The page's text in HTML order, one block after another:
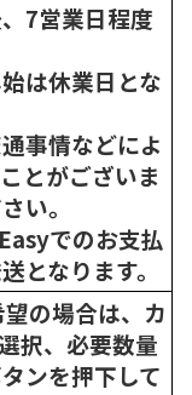
7営業日程度
は休業日とな
事情などによ
とがございま
い。
でのお支払
となります。
の場合は、カ
択、必要数量
ンを押下して